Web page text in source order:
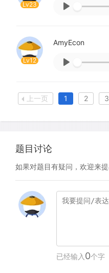
Lv23
Lv12
AmyEcon
上一页 1 2 3
题目讨论
如果对题目有疑问，欢迎来
已经输入 0个字